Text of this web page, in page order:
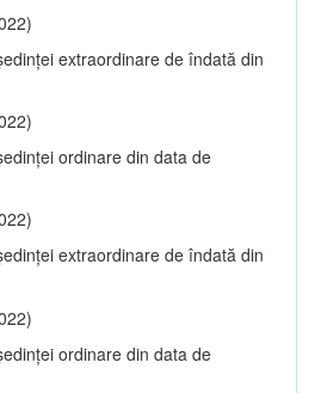
extraordinare de îndată din
ordinare din data de
extraordinare de îndată din
ordinare din data de